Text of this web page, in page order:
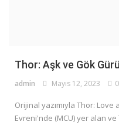
Thor: Aşk ve Gök
admin Mayıs 12, 2023 0
Orijinal yazımıyla Thor:
Evreni'nde (MCU) yer alan